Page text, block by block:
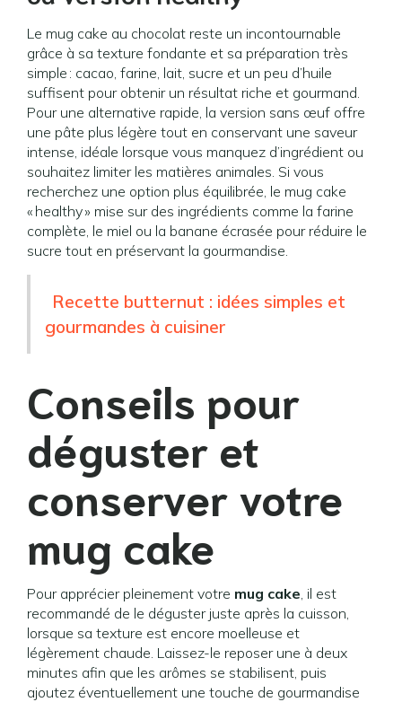
Le mug cake au chocolat reste un incontournable
grâce à sa texture fondante et sa préparation très
simple : cacao, farine, lait, sucre et un peu d’huile
suffisent pour obtenir un résultat riche et gourmand.
Pour une alternative rapide, la version sans œuf offre
une pâte plus légère tout en conservant une saveur
intense, idéale lorsque vous manquez d’ingrédient ou
souhaitez limiter les matières animales. Si vous
recherchez une option plus équilibrée, le mug cake
« healthy » mise sur des ingrédients comme la farine
complète, le miel ou la banane écrasée pour réduire le
sucre tout en préservant la gourmandise.
Recette butternut : idées simples et
gourmandes à cuisiner
Conseils pour
déguster et
conserver votre
mug cake
Pour apprécier pleinement votre mug cake, il est
recommandé de le déguster juste après la cuisson,
lorsque sa texture est encore moelleuse et
légèrement chaude. Laissez-le reposer une à deux
minutes afin que les arômes se stabilisent, puis
ajoutez éventuellement une touche de gourmandise